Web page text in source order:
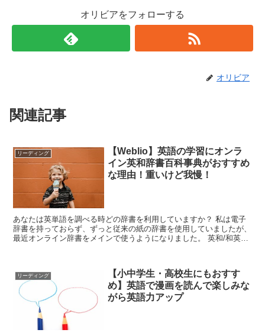
オリビアをフォローする
オリビア
関連記事
リーディング
【Weblio】英語の学習にオンラ
イン英和辞書百科事典がおすすめ
な理由！重いけど我慢！
あなたは英単語を調べる時どの辞書を利用していますか？ 私は電子
辞書を持っておらず、ずっと従来の紙の辞書を使用していましたが、
最近オンライン辞書をメインで使うようになりました。 英和/和英辞
リーディング
【小中学生・高校生にもおすす
め】英語で漫画を読んで楽しみな
がら英語力アップ